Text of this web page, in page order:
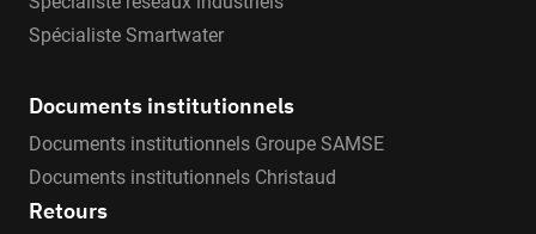
Spécialiste Smartwater
Documents institutionnels
Documents institutionnels Groupe SAMSE
Documents institutionnels Christaud
Retours